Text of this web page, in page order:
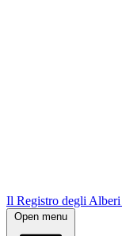
Il Registro degli Alberi
Open menu